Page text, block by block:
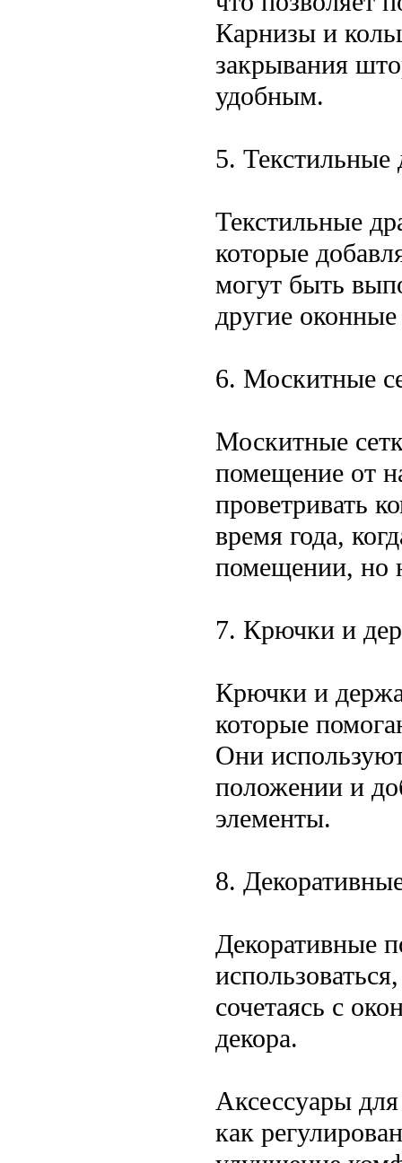
Карнизы и
закрывания
удобным.
5. Текстильные
Текстильные
которые
могут быть
другие
6. Москитные
Москитные
помещение от
проветривать
время года,
помещении, но
7. Крючки и
Крючки и
которые
Они
положении и
элементы.
8.
Декоративные
сочетаясь с
декора.
Аксессуары
как